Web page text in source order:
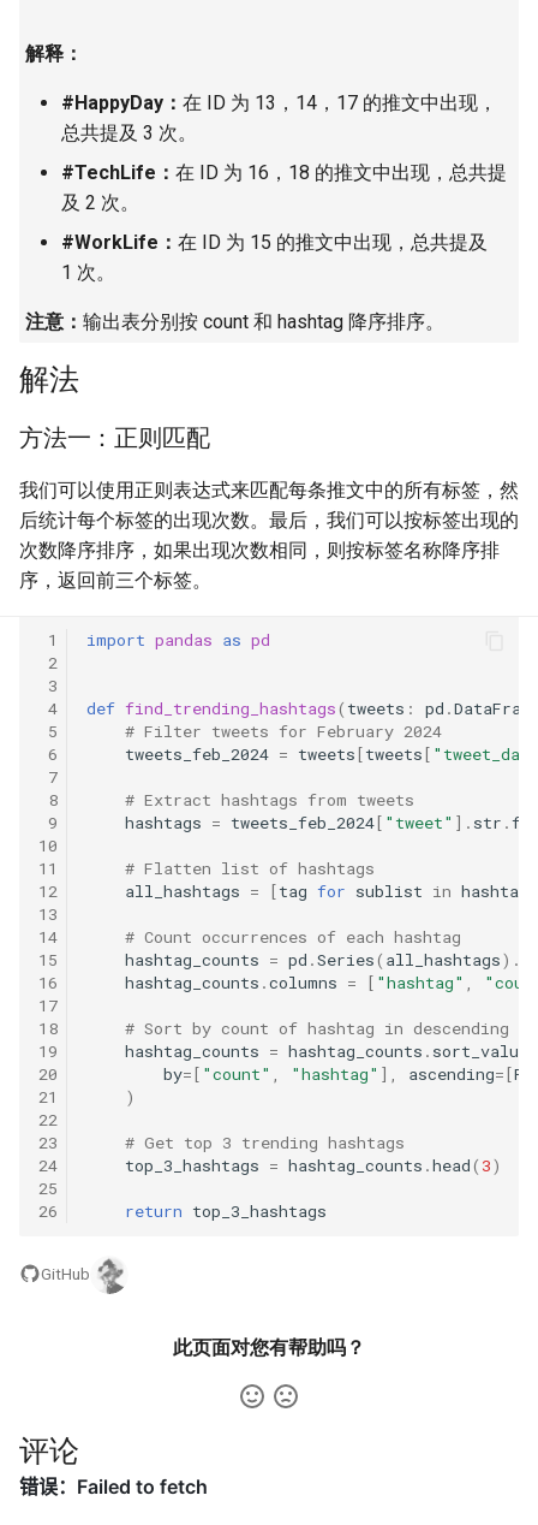
31. 栈的压入、弹出序列
32.1. 从上到下打印二叉树
32.2. 从上到下打印二叉树 II
32.3. 从上到下打印二叉树 III
33. 二叉搜索树的后序遍历序
列
34. 二叉树中和为某一值的路
径
35. 复杂链表的复制
37. 序列化二叉树
38. 字符串的排列
39. 数组中出现次数超过一半
的数字
40. 最小的 k 个数
41. 数据流中的中位数
42. 连续子数组的最大和
43. 1 ～ n 整数中 1 出现的次
44. 数字序列中某一位的数字
45. 把数组排成最小的数
49. 丑数
25. 链表中的两数相加
26. 重排链表
27. 回文链表
28. 展平多级双向链表
29. 排序的循环链表
30. 插入、删除和随机访问都
是 O(1) 的容器
31. 最近最少使用缓存
32. 有效的变位词
33. 变位词组
34. 外星语言是否排序
35. 最小时间差
36. 后缀表达式
37. 小行星碰撞
38. 每日温度
39. 直方图最大矩形面积
40. 矩阵中最大的矩形
41. 滑动窗口的平均值
42. 最近请求次数
43. 往完全二叉树添加节点
44. 二叉树每层的最大值
45. 二叉树最底层最左边的值
46. 二叉树的右侧视图
48. 序列化与反序列化二叉树
4.5. 合法二叉搜索树
4.6. 后继者
4.8. 首个共同祖先
4.10. 检查子树
5.1. 插入
5.3. 翻转数位
5.4. 下一个数
5.6. 整数转换
5.7. 配对交换
5.8. 绘制直线
8.1. 三步问题
8.2. 迷路的机器人
8.3. 魔术索引
8.4. 幂集
8.5. 递归乘法
8.6. 汉诺塔问题
8.7. 无重复字符串的排列组合
8.8. 有重复字符串的排列组合
8.9. 括号
8.12. 八皇后
解释：
#HappyDay： 在 ID 为 13，14，17 的推文中出现，
总共提及 3 次。
#TechLife： 在 ID 为 16，18 的推文中出现，总共提
及 2 次。
#WorkLife： 在 ID 为 15 的推文中出现，总共提及
1 次。
注意： 输出表分别按 count 和 hashtag 降序排序。
解法
方法一：正则匹配
我们可以使用正则表达式来匹配每条推文中的所有标签，然
后统计每个标签的出现次数。最后，我们可以按标签出现的
次数降序排序，如果出现次数相同，则按标签名称降序排
序，返回前三个标签。
1
2
3
4
5
6
7
8
9
10
11
12
13
14
15
16
17
18
19
20
21
22
23
24
25
26
import pandas as pd
def find_trending_hashtags( tweets : pd .
# Filter tweets for February 2024
tweets_feb_2024 = tweets[tweets[
# Extract hashtags from tweets
hashtags = tweets_feb_2024[ "tweet" ] . str .
# Flatten list of hashtags
all_hashtags = [tag for sublist in hashtags
# Count occurrences of each hashtag
hashtag_counts = pd .Series( all_hashtags) .
hashtag_counts .columns = [ "hashtag" ,
# Sort by count of hashtag in descending
hashtag_counts = hashtag_counts . sort_values
by=[ "count" , "hashtag" ], ascending=[
)
# Get top 3 trending hashtags
top_3_hashtags = hashtag_counts .head( 3)
return top_3_hashtags
GitHub
此页面对您有帮助吗？
评论